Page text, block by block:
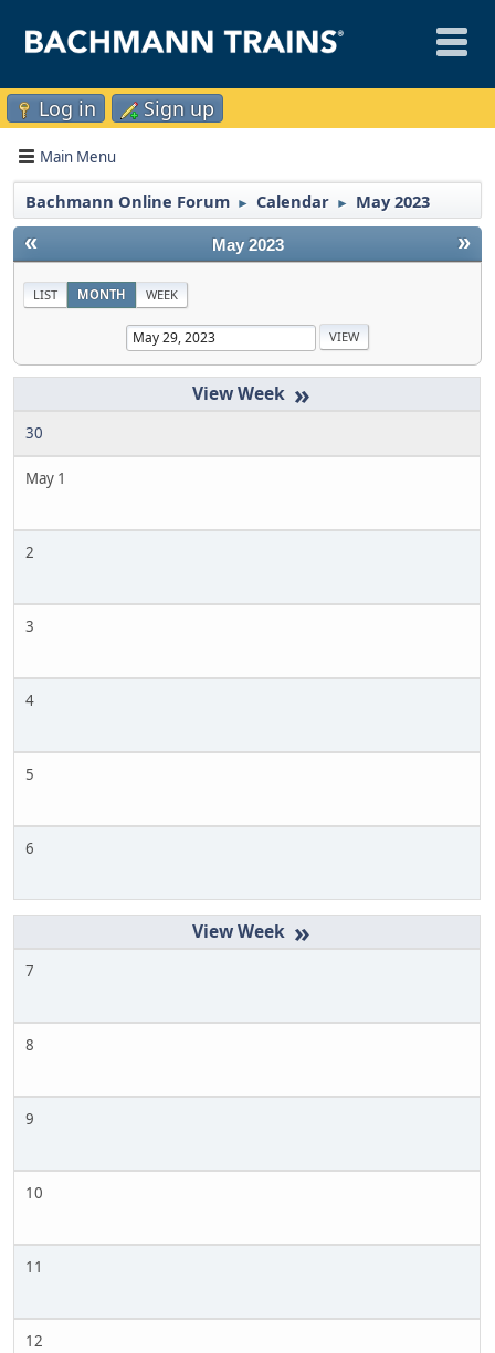
Log in Sign up
Main Menu
Bachmann Online Forum ► Calendar ► May 2023
« »
May 2023
LIST MONTH WEEK
»
30
May 1
2
3
4
5
6
»
7
8
9
10
11
12